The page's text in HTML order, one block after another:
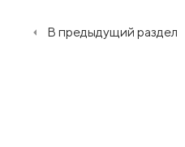
В предыдущий раздел